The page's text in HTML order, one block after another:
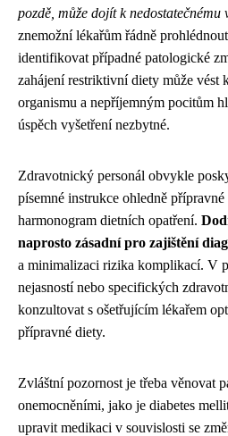
pozdě, může dojít k nedostatečnému
znemožní lékařům řádně
identifikovat případné patologické
zahájení restriktivní diety může vést
organismu a nepříjemným pocitům
úspěch vyšetření nezbytné.
Zdravotnický personál obvykle
písemné instrukce ohledně
harmonogram dietních opatření.
naprosto zásadní pro zajištění
a minimalizaci rizika komplikací. V
nejasností nebo specifických
konzultovat s ošetřujícím lékařem
přípravné diety.
Zvláštní pozornost je třeba věnovat
onemocněními, jako je diabetes
upravit medikaci v souvislosti se